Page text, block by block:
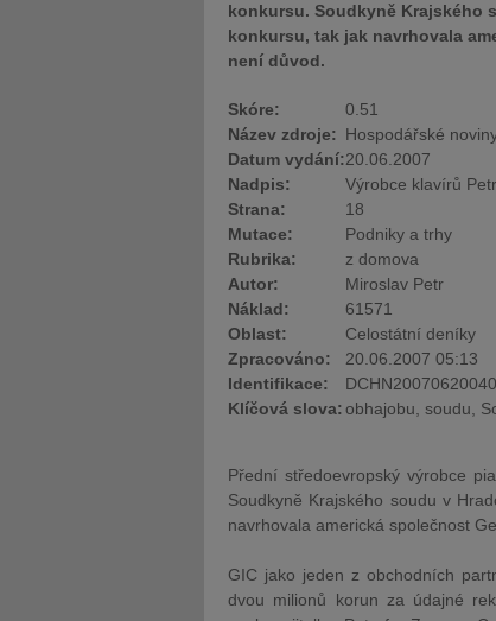
konkursu. Soudkyně Krajského
konkursu, tak jak navrhovala
není důvod.
Skóre:
0.51
Název zdroje: Hospodářské
Datum vydání:20.06.2007
Nadpis:
Výrobce klavírů
Strana:
18
Mutace:
Podniky a trhy
Rubrika:
z domova
Autor:
Miroslav Petr
Náklad:
61571
Oblast:
Celostátní deníky
Zpracováno:
20.06.2007 05:13
Identifikace:
Klíčová slova:obhajobu, soudu,
Přední středoevropský výrobce
Soudkyně Krajského soudu v
navrhovala americká společnost
GIC jako jeden z obchodních
dvou milionů korun za údajné